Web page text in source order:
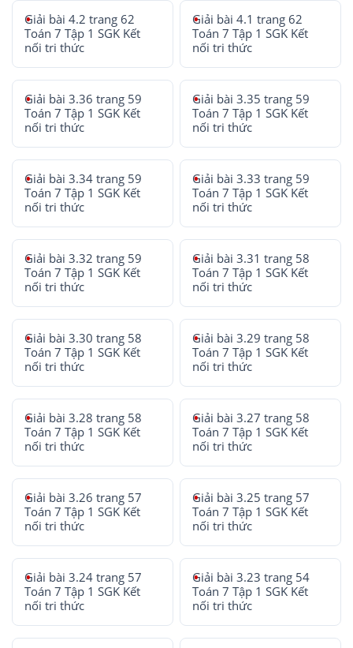
Giải bài 4.2 trang 62
Toán 7 Tập 1 SGK Kết
nối tri thức
Giải bài 4.1 trang 62
Toán 7 Tập 1 SGK Kết
nối tri thức
Giải bài 3.36 trang 59
Toán 7 Tập 1 SGK Kết
nối tri thức
Giải bài 3.35 trang 59
Toán 7 Tập 1 SGK Kết
nối tri thức
Giải bài 3.34 trang 59
Toán 7 Tập 1 SGK Kết
nối tri thức
Giải bài 3.33 trang 59
Toán 7 Tập 1 SGK Kết
nối tri thức
Giải bài 3.32 trang 59
Toán 7 Tập 1 SGK Kết
nối tri thức
Giải bài 3.31 trang 58
Toán 7 Tập 1 SGK Kết
nối tri thức
Giải bài 3.30 trang 58
Toán 7 Tập 1 SGK Kết
nối tri thức
Giải bài 3.29 trang 58
Toán 7 Tập 1 SGK Kết
nối tri thức
Giải bài 3.28 trang 58
Toán 7 Tập 1 SGK Kết
nối tri thức
Giải bài 3.27 trang 58
Toán 7 Tập 1 SGK Kết
nối tri thức
Giải bài 3.26 trang 57
Toán 7 Tập 1 SGK Kết
nối tri thức
Giải bài 3.25 trang 57
Toán 7 Tập 1 SGK Kết
nối tri thức
Giải bài 3.24 trang 57
Toán 7 Tập 1 SGK Kết
nối tri thức
Giải bài 3.23 trang 54
Toán 7 Tập 1 SGK Kết
nối tri thức